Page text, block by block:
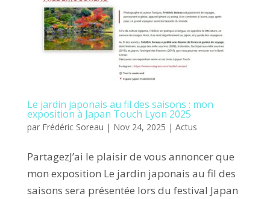
Le jardin japonais au fil des saisons : mon
exposition à Japan Touch Lyon 2025
par Frédéric Soreau | Nov 24, 2025 | Actus
PartagezJ’ai le plaisir de vous annoncer que
mon exposition Le jardin japonais au fil des
saisons sera présentée lors du festival Japan